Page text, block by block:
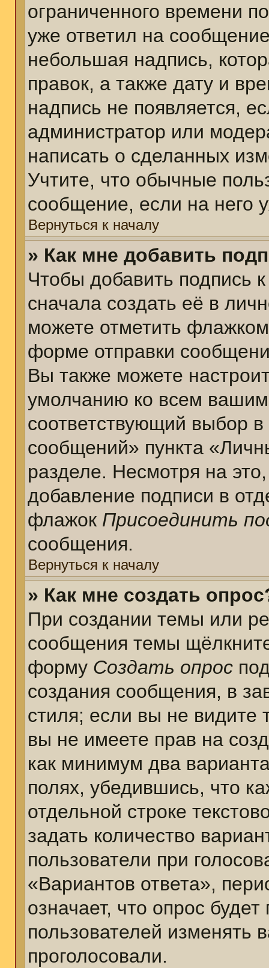
ограниченного времени
уже ответил на
небольшая надпись,
правок, а также дату и
надпись не появляется,
администратор или
написать о сделанных
Учтите, что обычные
сообщение, если на него
Вернуться к началу
» Как мне добавить
Чтобы добавить
сначала создать её в
можете отметить
форме отправки
Вы также можете
умолчанию ко всем
соответствующий выбор
сообщений» пункта
разделе. Несмотря на
добавление подписи в
флажок Присоединить
сообщения.
Вернуться к началу
» Как мне создать
При создании темы или
сообщения темы
форму Создать опрос
создания сообщения, в
стиля; если вы не видите
вы не имеете прав на
как минимум два
полях, убедившись, что
отдельной строке
задать количество
пользователи при
«Вариантов ответа»,
означает, что опрос
пользователей изменять
проголосовали.